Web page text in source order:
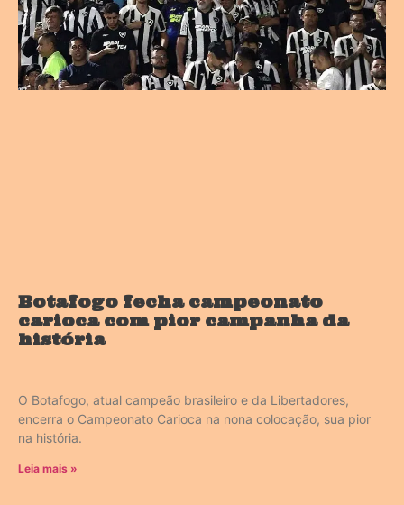
Botafogo fecha campeonato
carioca com pior campanha da
história
O Botafogo, atual campeão brasileiro e da Libertadores,
encerra o Campeonato Carioca na nona colocação, sua pior
na história.
Leia mais »